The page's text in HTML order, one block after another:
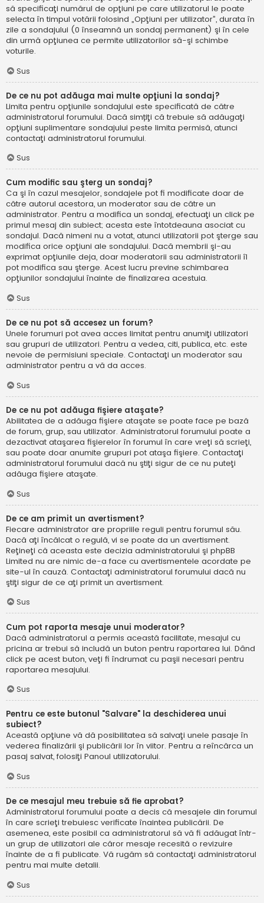
să specificaţi numărul de opţiuni pe care utilizatorul le poate
selecta în timpul votării folosind „Opţiuni per utilizator”, durata în
zile a sondajului (0 înseamnă un sondaj permanent) şi în cele
din urmă opţiunea ce permite utilizatorilor să-şi schimbe
voturile.
Sus
De ce nu pot adăuga mai multe opţiuni la sondaj?
Limita pentru opţiunile sondajului este specificată de către
administratorul forumului. Dacă simțiţi că trebuie să adăugaţi
opţiuni suplimentare sondajului peste limita permisă, atunci
contactaţi administratorul forumului.
Sus
Cum modific sau şterg un sondaj?
Ca şi în cazul mesajelor, sondajele pot fi modificate doar de
către autorul acestora, un moderator sau de către un
administrator. Pentru a modifica un sondaj, efectuaţi un click pe
primul mesaj din subiect; acesta este întotdeauna asociat cu
sondajul. Dacă nimeni nu a votat, atunci utilizatorii pot şterge sau
modifica orice opţiuni ale sondajului. Dacă membrii şi-au
exprimat opţiunile deja, doar moderatorii sau administratorii îl
pot modifica sau şterge. Acest lucru previne schimbarea
opţiunilor sondajului înainte de finalizarea acestuia.
Sus
De ce nu pot să accesez un forum?
Unele forumuri pot avea acces limitat pentru anumiţi utilizatori
sau grupuri de utilizatori. Pentru a vedea, citi, publica, etc. este
nevoie de permisiuni speciale. Contactaţi un moderator sau
administrator pentru a vă da acces.
Sus
De ce nu pot adăuga fişiere ataşate?
Abilitatea de a adăuga fişiere ataşate se poate face pe bază
de forum, grup, sau utilizator. Administratorul forumului poate a
dezactivat ataşarea fişierelor în forumul în care vreţi să scrieţi,
sau poate doar anumite grupuri pot ataşa fişiere. Contactaţi
administratorul forumului dacă nu ştiţi sigur de ce nu puteţi
adăuga fişiere ataşate.
Sus
De ce am primit un avertisment?
Fiecare administrator are propriile reguli pentru forumul său.
Dacă aţi încălcat o regulă, vi se poate da un avertisment.
Reţineţi că aceasta este decizia administratorului şi phpBB
Limited nu are nimic de-a face cu avertismentele acordate pe
site-ul în cauză. Contactaţi administratorul forumului dacă nu
ştiţi sigur de ce aţi primit un avertisment.
Sus
Cum pot raporta mesaje unui moderator?
Dacă administratorul a permis această facilitate, mesajul cu
pricina ar trebui să includă un buton pentru raportarea lui. Dând
click pe acest buton, veţi fi îndrumat cu paşii necesari pentru
raportarea mesajului.
Sus
Pentru ce este butonul "Salvare" la deschiderea unui
subiect?
Această opţiune vă dă posibilitatea să salvaţi unele pasaje în
vederea finalizării şi publicării lor în viitor. Pentru a reîncărca un
pasaj salvat, folosiţi Panoul utilizatorului.
Sus
De ce mesajul meu trebuie să fie aprobat?
Administratorul forumului poate a decis că mesajele din forumul
în care scrieţi trebuiesc verificate înaintea publicării. De
asemenea, este posibil ca administratorul să vă fi adăugat într-
un grup de utilizatori ale căror mesaje recesită o revizuire
înainte de a fi publicate. Vă rugăm să contactaţi administratorul
pentru mai multe detalii.
Sus